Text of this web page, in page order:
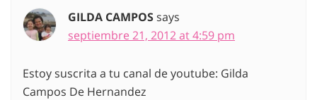
GILDA CAMPOSsays
septiembre 21, 2012 at 4:59 pm
Estoy suscrita a tu canal de youtube: Gilda
Campos De Hernandez